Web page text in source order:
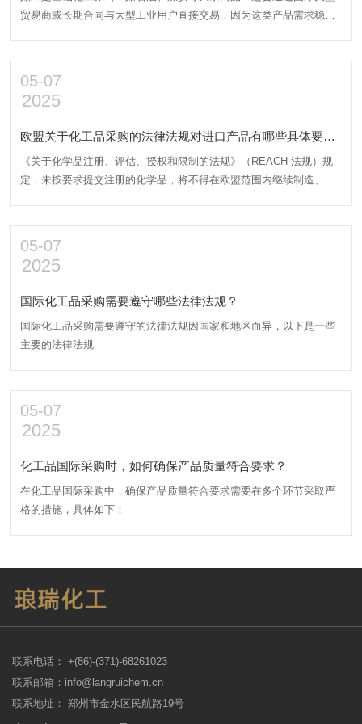
贸易商或长期合同与大型工业用户直接交易，因为这类产品需求稳
行推广。
05-07
2025
欧盟关于化工品采购的法律法规对进口产品有哪些具体要
求？
《关于化学品注册、评估、授权和限制的法规》（REACH 法规）规
定，未按要求提交注册的化学品，将不得在欧盟范围内继续制造、进
05-07
2025
国际化工品采购需要遵守哪些法律法规？
国际化工品采购需要遵守的法律法规因国家和地区而异，以下是一些
主要的法律法规
05-07
2025
化工品国际采购时，如何确保产品质量符合要求？
在化工品国际采购中，确保产品质量符合要求需要在多个环节采取严
格的措施，具体如下：
联系电话： +(86)-(371)-68261023
联系邮箱：info@langruichem.cn
联系地址： 郑州市金水区民航路19号